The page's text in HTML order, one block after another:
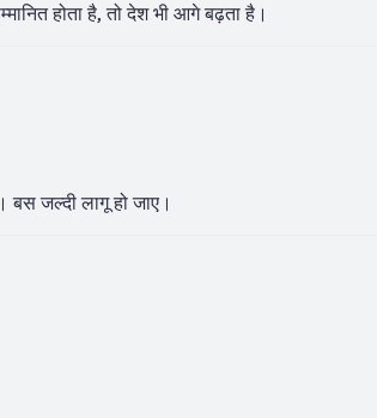
होता है, तो देश भी आगे बढ़ता है।
जल्दी लागू हो जाए।